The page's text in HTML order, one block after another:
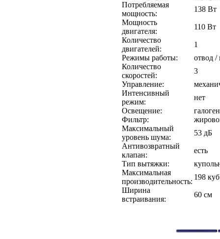
Потребляемая
мощность:
138 Вт
Мощность
двигателя:
110 Вт
Количество
двигателей:
1
Режимы работы:
отвод /
Количество
скоростей:
3
Управление:
Интенсивный
режим:
нет
Освещение:
Фильтр:
Максимальный
уровень шума:
53 дБ
Антивозвратный
клапан:
есть
Тип вытяжки:
Максимальная
производительность:
198
Ширина
встраивания:
60 см